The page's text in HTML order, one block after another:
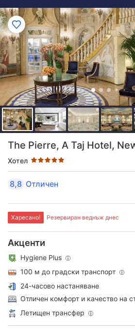
The Pierre, A Taj Hotel,
Хотел
Оценка в звезди: 5 звезди
8,8 Отличен
Харесано! Резервиран веднъж днес
Акценти
Hygiene Plus
100 м до градски транспорт
24-часово настаняване
Отличен комфорт и качество на
Летищен трансфер